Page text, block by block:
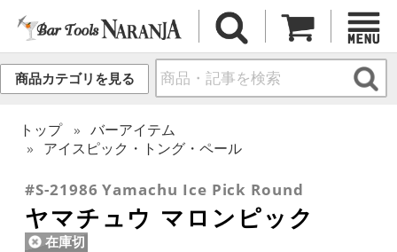
商品カテゴリを見る
トップ
バーアイテム
アイスピック・トング・ペール
#S-21986 Yamachu Ice Pick Round
ヤマチュウ マロンピック
在庫切